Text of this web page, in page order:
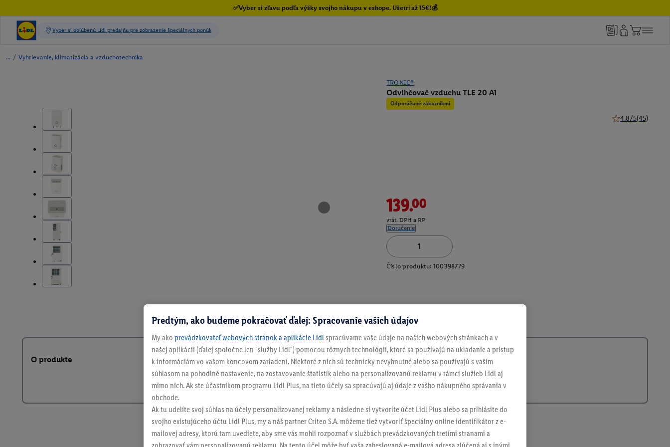
✅Vyber si zľavu podľa výšky svojho nákupu v eshope. Ušetri až 15€!💰
/ Vyhrievanie, klimatizácia a vzduchotechnika
TRONIC®
Odvlhčovač vzduchu TLE 20 A1
Odporúčané zákazníkmi
4.8/5(45)
139.00
vrát. DPH a RP
Doručenie
Číslo produktu: 100398779
O produkte
Predtým, ako budeme pokračovať ďalej: Spracovanie vašich údajov
My ako prevádzkovateľ webových stránok a aplikácie Lidl spracúvame vaše údaje na našich webových stránkach a v
našej aplikácii (ďalej spoločne len "služby Lidl") pomocou rôznych technológií, ktoré sa používajú na ukladanie a prístup
k informáciám vo vašom koncovom zariadení. Niektoré z nich sú technicky nevyhnutné alebo sa používajú s vaším
súhlasom na pohodlné nastavenie, na zostavovanie štatistík alebo na personalizovanú reklamu v rámci služieb Lidl aj
mimo nich. Ak ste účastníkom programu Lidl Plus, na tieto účely sa spracúvajú aj údaje z vášho nákupného správania v
obchode.
Ak tu udelíte svoj súhlas na účely personalizovanej reklamy a následne si vytvoríte účet Lidl Plus alebo sa prihlásite do
svojho existujúceho účtu Lidl Plus, my a náš partner Criteo S.A. môžeme tiež vytvoriť špeciálny online identifikátor z e-
mailovej adresy, ktorú tam uvediete, aby sme vás mohli rozpoznať v službách prevádzkovaných tretími stranami a